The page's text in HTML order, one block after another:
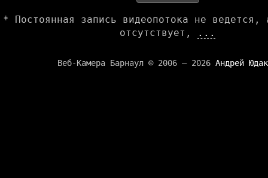
* Постоянная запись видеопотока не ведется,
отсутствует,
...
Веб-Камера Барнаул © 2006 — 2026 Андрей